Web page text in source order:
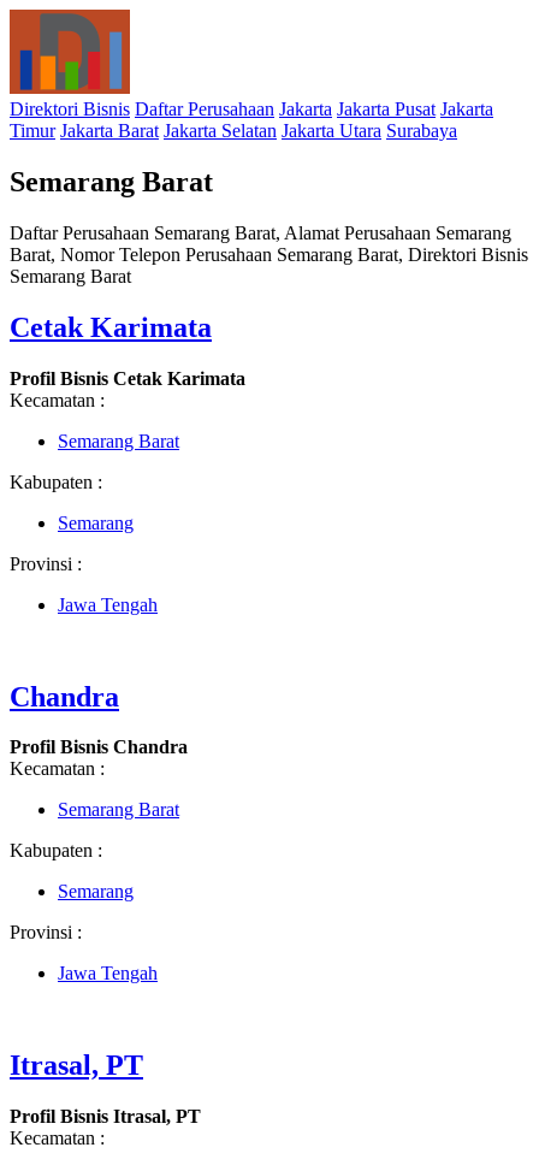
Direktori Bisnis Daftar Perusahaan Jakarta Jakarta Pusat Jakarta
Timur Jakarta Barat Jakarta Selatan Jakarta Utara Surabaya
Semarang Barat
Daftar Perusahaan Semarang Barat, Alamat Perusahaan Semarang
Barat, Nomor Telepon Perusahaan Semarang Barat, Direktori Bisnis
Semarang Barat
Cetak Karimata
Profil Bisnis Cetak Karimata
Kecamatan :
Semarang Barat
Kabupaten :
Semarang
Provinsi :
Jawa Tengah
Chandra
Profil Bisnis Chandra
Kecamatan :
Semarang Barat
Kabupaten :
Semarang
Provinsi :
Jawa Tengah
Itrasal, PT
Profil Bisnis Itrasal, PT
Kecamatan :